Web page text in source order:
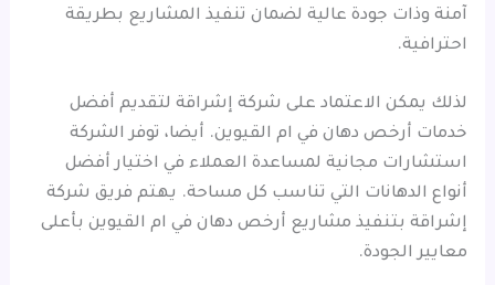
آمنة وذات جودة عالية لضمان تنفيذ المشاريع بطريقة
احترافية.
لذلك يمكن الاعتماد على شركة إشراقة لتقديم أفضل
خدمات أرخص دهان في ام القيوين. أيضا، توفر الشركة
استشارات مجانية لمساعدة العملاء في اختيار أفضل
أنواع الدهانات التي تناسب كل مساحة. يهتم فريق شركة
إشراقة بتنفيذ مشاريع أرخص دهان في ام القيوين بأعلى
معايير الجودة.